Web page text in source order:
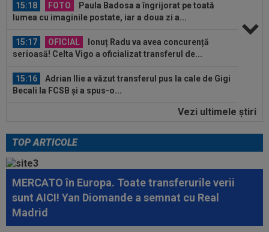
15:17 OFICIAL
Ionuț Radu va avea concurență
15:16
Adrian Ilie a văzut transferul pus la cale de Gigi
14:55
Anunțul făcut de ANAD, la scurt timp după ce
Cosmin Matei a fost suspendat de...
15:30
privința lui Marius Baciu
15:24
UTA - Rapid, LIVE VIDEO, ora 21:00, în direct la
Digi Sport 1. Se anunță un...
Vezi ultimele ştiri
TOP ARTICOLE
MERCATO în Europa. Toate transferurile verii
sunt AICI! Yan Diomande a semnat cu Real
Madrid